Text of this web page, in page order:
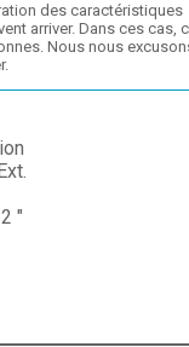
des caractéristiques
arriver. Dans ces cas,
Nous nous
"